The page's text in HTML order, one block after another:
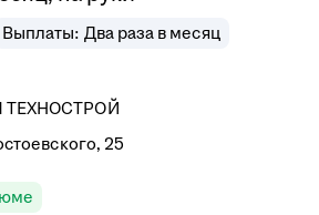
Выплаты: Два раза в месяц
25